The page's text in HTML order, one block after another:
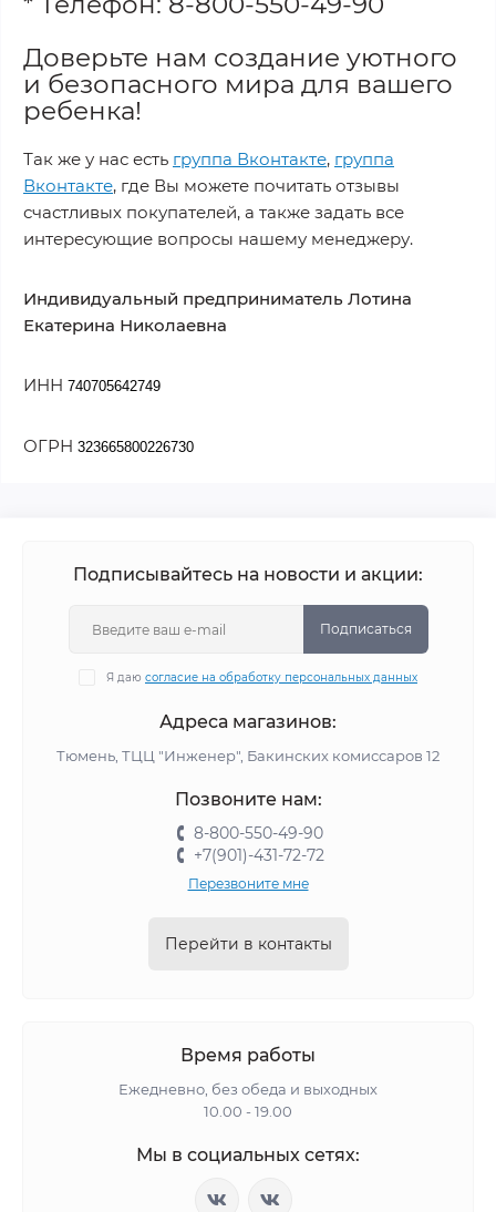
Доверьте нам создание уютного
и безопасного мира для вашего
ребенка!
Так же у нас есть группа Вконтакте, группа
Вконтакте, где Вы можете почитать отзывы
счастливых покупателей, а также задать все
интересующие вопросы нашему менеджеру.
Индивидуальный предприниматель Лотина
Екатерина Николаевна
ИНН 740705642749
ОГРН 323665800226730
Подписывайтесь на новости и акции:
Подписаться
Я даю согласие на обработку персональных данных
Адреса магазинов:
Тюмень, ТЦЦ "Инженер", Бакинских комиссаров 12
Позвоните нам:
8-800-550-49-90
+7(901)-431-72-72
Перезвоните мне
Перейти в контакты
Время работы
Ежедневно, без обеда и выходных
10.00 - 19.00
Мы в социальных сетях: